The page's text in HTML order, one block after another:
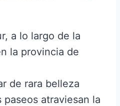
a lo largo de la
la provincia de
de rara belleza
paseos atraviesan la